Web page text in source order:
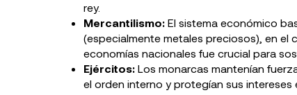
rey.
Mercantilismo: El sistema económico
(especialmente metales preciosos), en el
economías nacionales fue crucial para
Ejércitos: Los monarcas mantenían
el orden interno y protegían sus intereses